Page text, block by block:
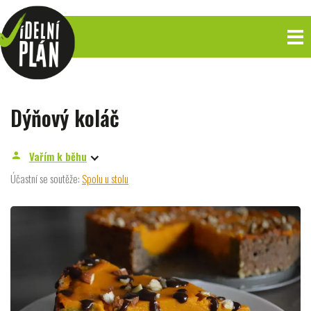
Dýňový koláč
person
Vařím k běhu
Účastní se soutěže:Spolu u stolu